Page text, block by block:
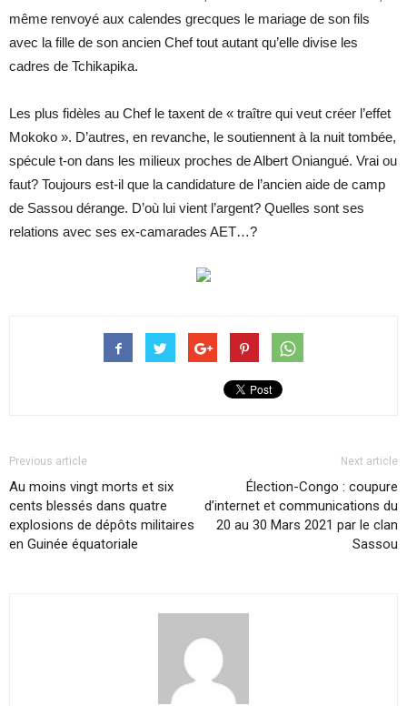
même renvoyé aux calendes grecques le mariage de son fils
avec la fille de son ancien Chef tout autant qu’elle divise les
cadres de Tchikapika.
Les plus fidèles au Chef le taxent de « traître qui veut créer l’effet
Mokoko ». D’autres, en revanche, le soutiennent à la nuit tombée,
spécule t-on dans les milieux proches de Albert Oniangué. Vrai ou
faut? Toujours est-il que la candidature de l’ancien aide de camp
de Sassou dérange. D’où lui vient l’argent? Quelles sont ses
relations avec ses ex-camarades AET…?
Previous article
Au moins vingt morts et six
cents blessés dans quatre
explosions de dépôts militaires
en Guinée équatoriale
Next article
Élection-Congo : coupure
d’internet et communications du
20 au 30 Mars 2021 par le clan
Sassou